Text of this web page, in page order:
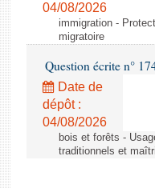
04/08/2026
immigration -
migratoire
Question écrite n°
Date de
dépôt :
04/08/2026
bois et forêts -
traditionnels et